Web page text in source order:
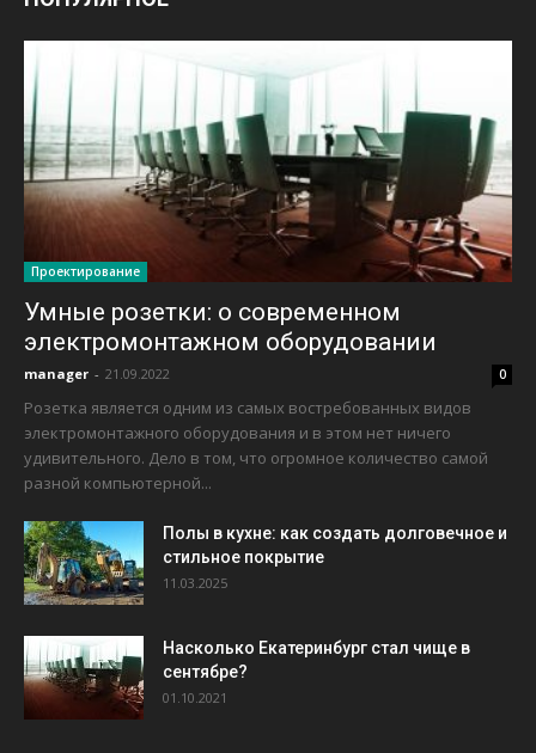
Проектирование
Умные розетки: о современном
электромонтажном оборудовании
manager - 21.09.2022 0
Розетка является одним из самых востребованных видов
электромонтажного оборудования и в этом нет ничего
удивительного. Дело в том, что огромное количество самой
разной компьютерной...
Полы в кухне: как создать долговечное и
стильное покрытие
11.03.2025
Насколько Екатеринбург стал чище в
сентябре?
01.10.2021